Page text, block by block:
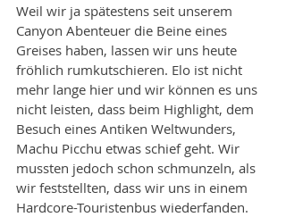
Weil wir ja spätestens seit unserem
Canyon Abenteuer die Beine eines
Greises haben, lassen wir uns heute
fröhlich rumkutschieren. Elo ist nicht
mehr lange hier und wir können es uns
nicht leisten, dass beim Highlight, dem
Besuch eines Antiken Weltwunders,
Machu Picchu etwas schief geht. Wir
mussten jedoch schon schmunzeln, als
wir feststellten, dass wir uns in einem
Hardcore-Touristenbus wiederfanden.